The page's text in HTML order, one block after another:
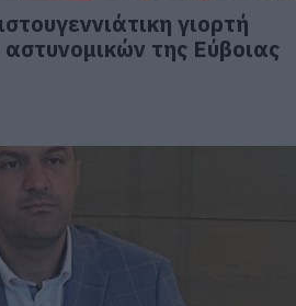
γιορτή
της Εύβοιας